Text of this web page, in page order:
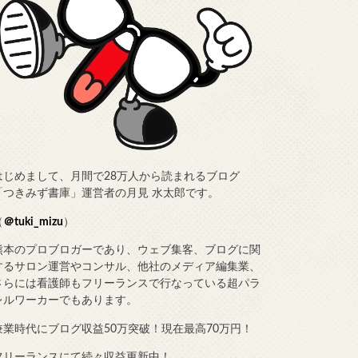
じめまして、月間で28万人から読まれるブログ
つきみず書庫」運営者の月見 水太郎です。
＠tuki_mizu ）
本のプロブロガーであり、ウェブ集客、ブログに関
るサロン運営やコンサル、他社のメディア編集業、
らには看護師もフリーランスで行なっている超パラ
ルワーカーでもあります。
業時代にブログ収益50万突破！現在最高70万円！